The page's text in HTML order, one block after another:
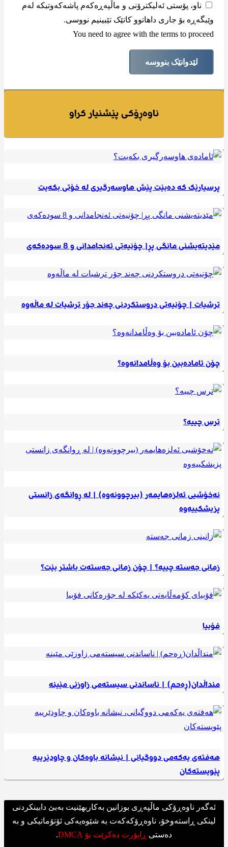
ناو، پۆستی ئەلیکترۆنی و ماڵپەڕەکەم پاشەکەوتبکە لەم
وێبگەڕە بۆ جاری داهاتوو کاتێک تێبینیم نووسی.
You need to agree with the terms to proceed
لێدوانێک بنووسە
ناوەڕۆکی پێشنیار کراو
پرسیارێک کە دەبێت پێش هاوسەرگیری لە خۆتی بکەیت
مێدیتەیشنی مانگی پڕ| چۆنیەتی ئەنجامدانی و 8 سودەکەی
ترشیات | چۆنیەتی دروستکردنی چەند جۆر ترشیات لە ماڵەوە
چۆن ئامادەبین بۆ وەڵامدانەوە؟
ترس چییە؟
نەخۆشیی ئەلزەهایمەر (بیرچوونەوە) | لە ڕوانگەی زانستی
پزیشکییەوە
زمانی جەستە چییە؟ | چۆن زمانی جەستەت باشتر بێت؟
فۆبیا
منداڵدان(ڕەحم) | ناساندنی سیستەمی زاوزێی مێینە
هەفتەی یەکەمی دووگیانی | نیشانە باوەکان و چاودێرییە
پێویستەکان
ئەگەر ناوەڕۆکی ماڵپەڕی بوزانین بەکاربهێنیت بەبێ دابینکردنی
لینکی ڕاستەوخۆ، ناوەڕۆکەکەت بە شێوەیەکی ئۆتۆماتیکی و بە
دەستی ڕاپۆرت دەکرێت بۆ DMCA .